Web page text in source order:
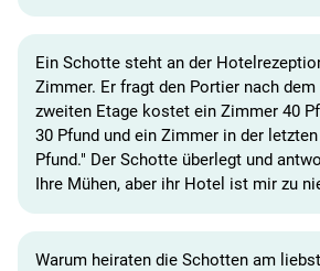
Ein Schotte steht an der
Zimmer. Er fragt den Portier nach
zweiten Etage kostet ein Zimmer 40
30 Pfund und ein Zimmer in der
Pfund." Der Schotte überlegt und
Ihre Mühen, aber ihr Hotel ist mir zu
Warum heiraten die Schotten am